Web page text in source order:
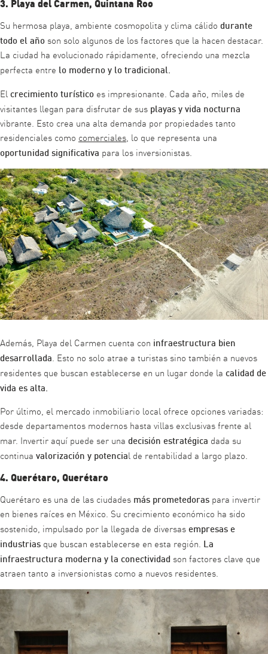
3. Playa del Carmen, Quintana Roo
Su hermosa playa, ambiente cosmopolita y clima cálido durante
todo el año son solo algunos de los factores que la hacen destacar.
La ciudad ha evolucionado rápidamente, ofreciendo una mezcla
perfecta entre lo moderno y lo tradicional.
Elcrecimiento turístico es impresionante. Cada año, miles de
visitantes llegan para disfrutar de sus playas y vida nocturna
vibrante. Esto crea una alta demanda por propiedades tanto
residenciales como comerciales, lo que representa una
oportunidad significativa para los inversionistas.
Además, Playa del Carmen cuenta con infraestructura bien
desarrollada. Esto no solo atrae a turistas sino también a nuevos
residentes que buscan establecerse en un lugar donde la calidad de
vida es alta.
Por último, el mercado inmobiliario local ofrece opciones variadas:
desde departamentos modernos hasta villas exclusivas frente al
mar. Invertir aquí puede ser una decisión estratégica dada su
continua valorización y potencial de rentabilidad a largo plazo.
4. Querétaro, Querétaro
Querétaro es una de las ciudades más prometedoras para invertir
en bienes raíces en México. Su crecimiento económico ha sido
sostenido, impulsado por la llegada de diversasempresas e
industrias que buscan establecerse en esta región. La
infraestructura moderna y la conectividad son factores clave que
atraen tanto a inversionistas como a nuevos residentes.